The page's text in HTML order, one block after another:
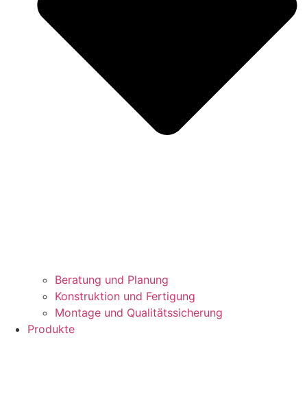
Beratung und Planung
Konstruktion und Fertigung
Montage und Qualitätssicherung
Produkte